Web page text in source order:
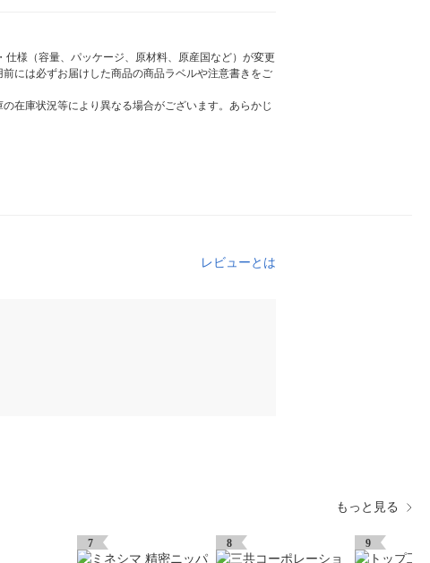
様（容量、パッケージ、原材料、原産国など）が変更
には必ずお届けした商品の商品ラベルや注意書きをご
在庫状況等により異なる場合がございます。あらかじ
レビューとは
もっと見る
7 8 9